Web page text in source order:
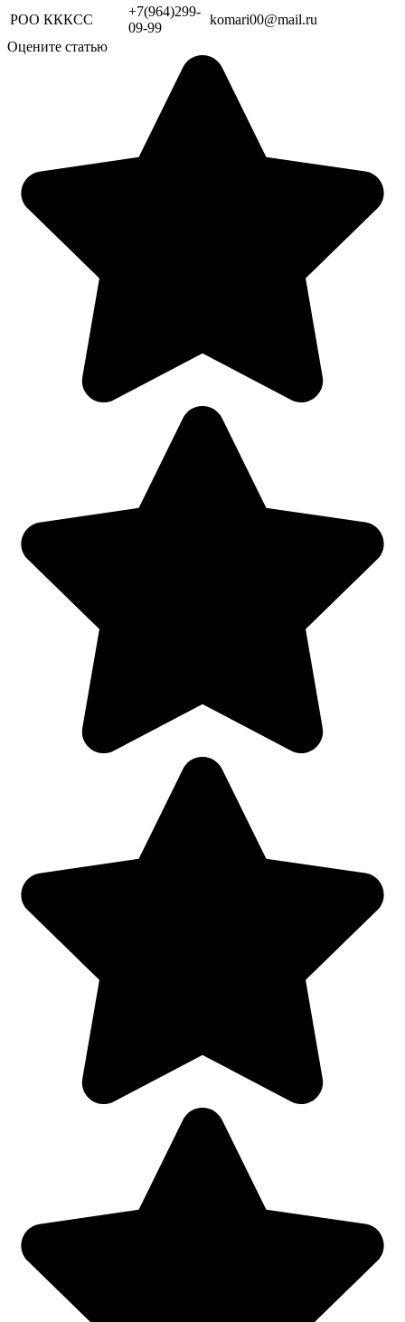
РОО КККСС
+7(964)299-
09-99
komari00@mail.ru
Оцените статью